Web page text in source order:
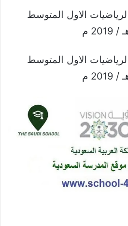
الرياضيات الاول المتوسط
الرياضيات الاول المتوسط